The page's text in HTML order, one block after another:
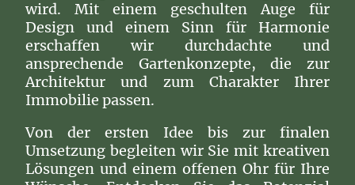
wird. Mit einem geschulten Auge für
Design und einem Sinn für Harmonie
erschaffen wir durchdachte und
ansprechende Gartenkonzepte, die zur
Architektur und zum Charakter Ihrer
Immobilie passen.
Von der ersten Idee bis zur finalen
Umsetzung begleiten wir Sie mit kreativen
Lösungen und einem offenen Ohr für Ihre